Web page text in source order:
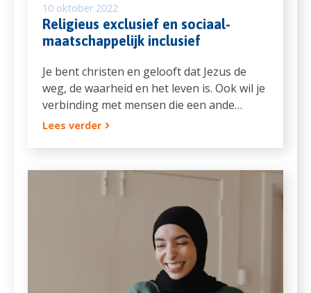
10 oktober 2022
Religieus exclusief en sociaal-
maatschappelijk inclusief
Je bent christen en gelooft dat Jezus de
weg, de waarheid en het leven is. Ook wil je
verbinding met mensen die een ande…
Lees verder